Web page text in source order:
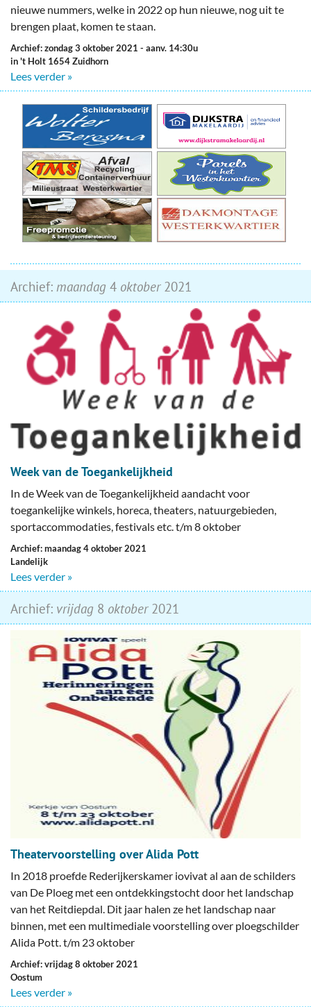
nieuwe nummers, welke in 2022 op hun nieuwe, nog uit te
brengen plaat, komen te staan.
Archief: zondag 3 oktober 2021 - aanv. 14:30u
in 't Holt 1654 Zuidhorn
Lees verder »
Archief: maandag 4 oktober2021
Week van de Toegankelijkheid
In de Week van de Toegankelijkheid aandacht voor
toegankelijke winkels, horeca, theaters, natuurgebieden,
sportaccommodaties, festivals etc. t/m 8 oktober
Archief: maandag 4 oktober 2021
Landelijk
Lees verder »
Archief: vrijdag 8 oktober2021
Theatervoorstelling over Alida Pott
In 2018 proefde Rederijkerskamer iovivat al aan de schilders
van De Ploeg met een ontdekkingstocht door het landschap
van het Reitdiepdal. Dit jaar halen ze het landschap naar
binnen, met een multimediale voorstelling over ploegschilder
Alida Pott. t/m 23 oktober
Archief: vrijdag 8 oktober 2021
Oostum
Lees verder »